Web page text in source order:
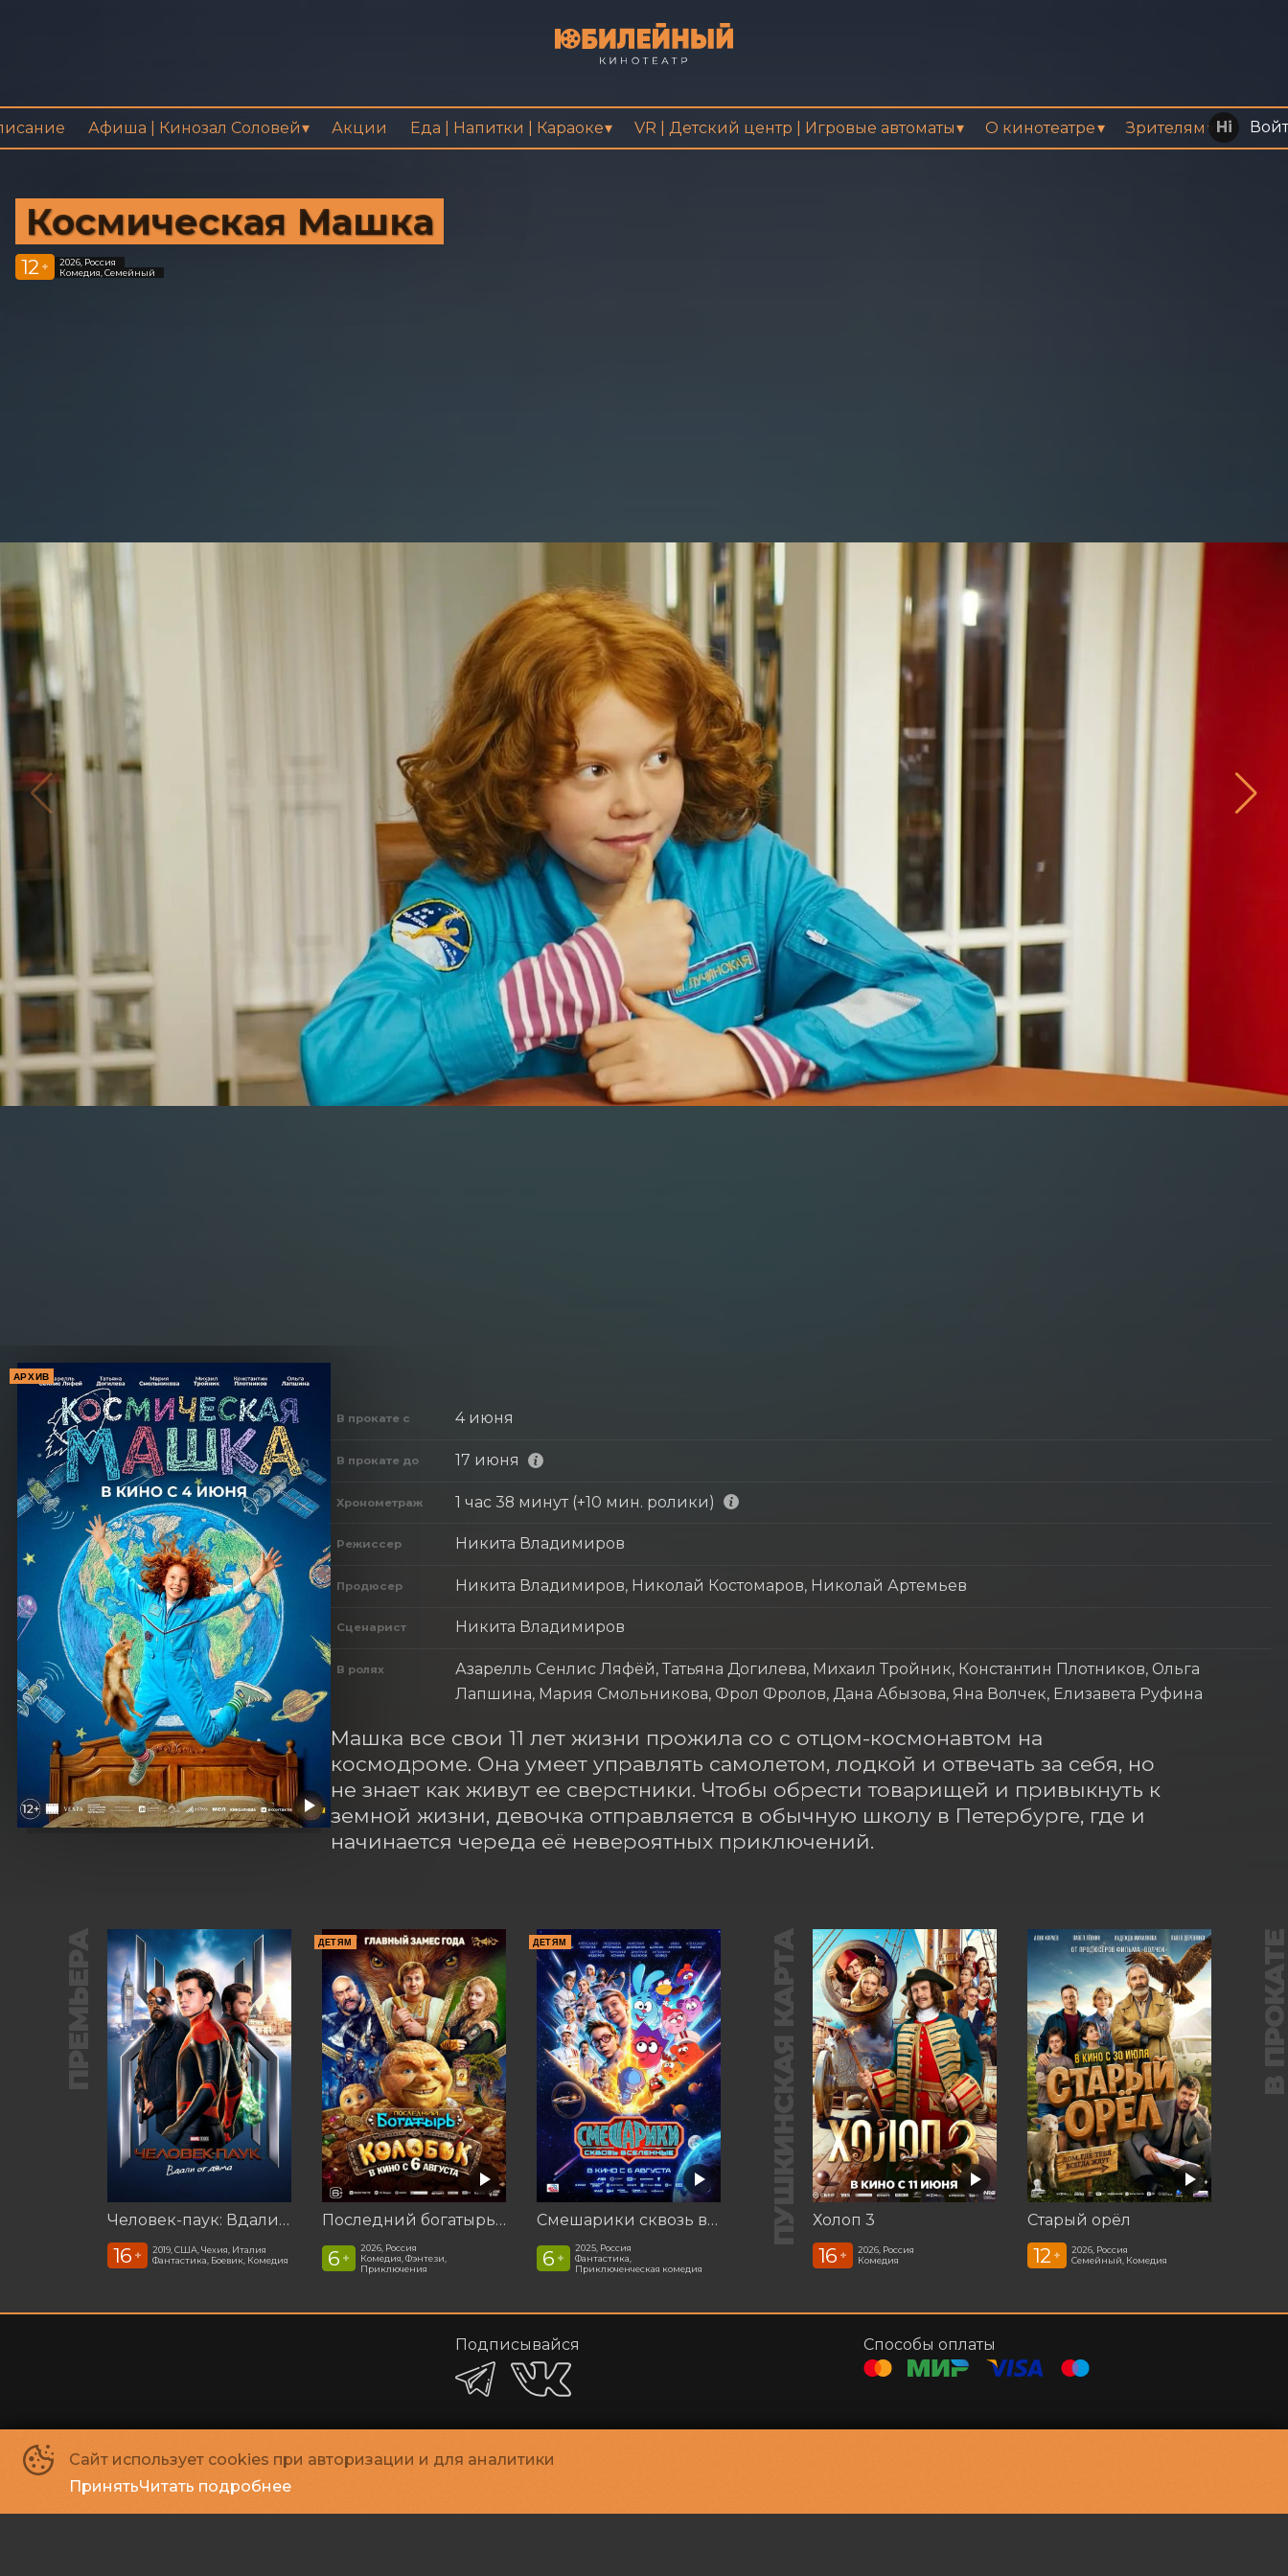
Афиша | Кинозал Соловей Акции Еда | Напитки | Караоке VR | Детский центр | Игровые автоматы О кинотеатре Зрителям
Космическая Машка
12 +
2026, Россия
Комедия, Семейный
АРХИВ
В прокате с 4 июня
В прокате до 17 июня
Хронометраж 1 час 38 минут (+10 мин. ролики)
Режиссер Никита Владимиров
Продюсер Никита Владимиров, Николай Костомаров, Николай Артемьев
Сценарист Никита Владимиров
В ролях
Азарелль Сенлис Ляфёй, Татьяна Догилева, Михаил Тройник, Константин Плотников, Ольга
Лапшина, Мария Смольникова, Фрол Фролов, Дана Абызова, Яна Волчек, Елизавета Руфина
Машка все свои 11 лет жизни прожила со с отцом-космонавтом на
космодроме. Она умеет управлять самолетом, лодкой и отвечать за себя, но
не знает как живут ее сверстники. Чтобы обрести товарищей и привыкнуть к
земной жизни, девочка отправляется в обычную школу в Петербурге, где и
начинается череда её невероятных приключений.
ПРЕМЬЕРА
Человек-паук: Вдали от дома (2019)
16 +
2019, США, Чехия, Италия
Фантастика, Боевик, Комедия
ДЕТЯМ
Последний богатырь. Колобок
6 +
2026, Россия
Комедия, Фэнтези,
Приключения
ДЕТЯМ
Смешарики сквозь вселенные
6 +
2025, Россия
Фантастика,
Приключенческая комедия
ПУШКИНСКАЯ КАРТА Холоп 3
16 +
2026, Россия
Комедия
Старый орёл
12 +
2026, Россия
Семейный, Комедия
В
Сайт использует cookies при авторизации и для аналитики
ПринятьЧитать подробнее
Подписывайся Способы оплаты